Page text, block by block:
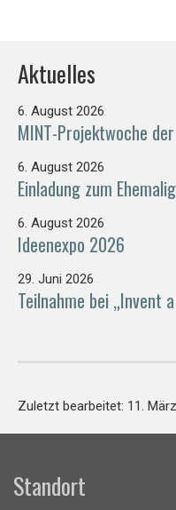
Aktuelles
6. August 2026
MINT-Projektwoche
6. August 2026
Einladung zum
6. August 2026
Ideenexpo 2026
29. Juni 2026
Teilnahme bei „Invent
Zuletzt bearbeitet: 11.
Standort